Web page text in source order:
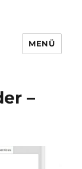
MENÜ
–